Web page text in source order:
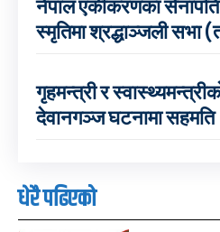
नेपाल एकीकरणका
स्मृतिमा श्रद्धाञ्जली सभा
गृहमन्त्री र
देवानगञ्ज घटनामा सहमति
धेरै पढिएको